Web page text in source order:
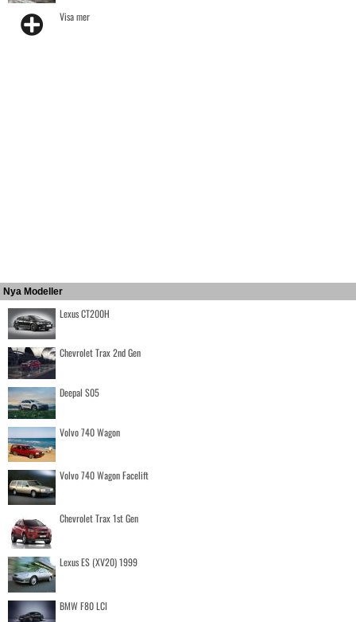
Visa mer
Nya Modeller
Lexus CT200H
Chevrolet Trax 2nd Gen
Deepal S05
Volvo 740 Wagon
Volvo 740 Wagon Facelift
Chevrolet Trax 1st Gen
Lexus ES (XV20) 1999
BMW F80 LCI